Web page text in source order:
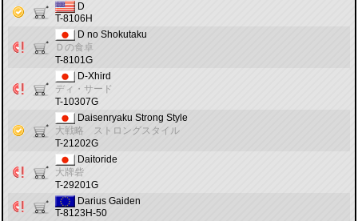
D
T-8106H
D no Shokutaku
Ｄの食卓
T-8101G
D-Xhird
ディ・サード
T-10307G
Daisenryaku Strong Style
大戦略 ストロングスタイル
T-21202G
Daitoride
大牌砦
T-29201G
Darius Gaiden
T-8123H-50